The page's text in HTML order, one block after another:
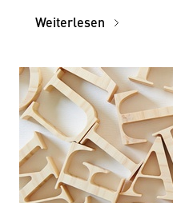
Weiterlesen